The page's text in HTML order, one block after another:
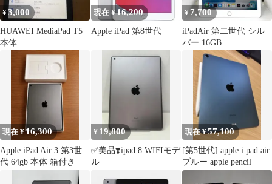
¥3,000
HUAWEI MediaPad T5
本体
現在 ¥16,200
Apple iPad 第8世代
¥ 7,700
iPadAir 第二世代 シル
バー 16GB
現在 ¥16,300
Apple iPad Air 3 第3世
代 64gb 本体 箱付き
¥ 19,800
✅美品❣️ipad 8 WIFIモデ
ル
現在 ¥57,100
[第5世代] apple i pad air
ブルー apple pencil